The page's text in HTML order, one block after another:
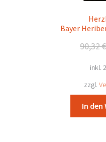
Bayer
90,32€
inkl.
zzgl.
In den